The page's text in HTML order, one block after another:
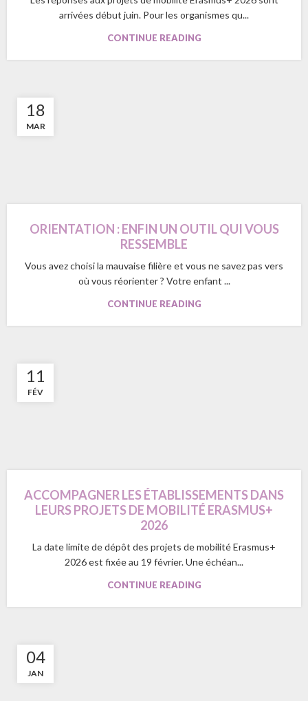
arrivées début juin. Pour les organismes qu...
CONTINUE READING
18
MAR
ORIENTATION : ENFIN UN OUTIL QUI VOUS
RESSEMBLE
Vous avez choisi la mauvaise filière et vous ne savez pas vers
où vous réorienter ? Votre enfant ...
CONTINUE READING
11
FÉV
ACCOMPAGNER LES ÉTABLISSEMENTS DANS
LEURS PROJETS DE MOBILITÉ ERASMUS+
2026
La date limite de dépôt des projets de mobilité Erasmus+
2026 est fixée au 19 février. Une échéan...
CONTINUE READING
04
JAN